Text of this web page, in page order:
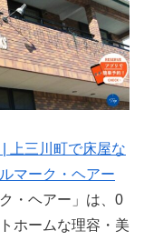
上三川町で床屋な
マーク・ヘアー
・ヘアー」は、0
ホームな理容・美